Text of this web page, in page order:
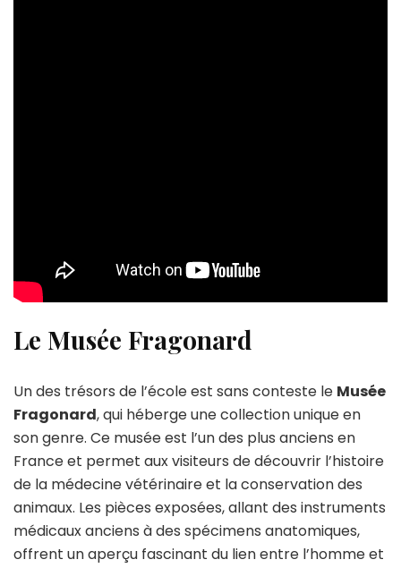
Le Musée Fragonard
Un des trésors de l’école est sans conteste le Musée
Fragonard, qui héberge une collection unique en
son genre. Ce musée est l’un des plus anciens en
France et permet aux visiteurs de découvrir l’histoire
de la médecine vétérinaire et la conservation des
animaux. Les pièces exposées, allant des instruments
médicaux anciens à des spécimens anatomiques,
offrent un aperçu fascinant du lien entre l’homme et